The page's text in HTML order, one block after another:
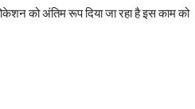
को अंतिम रूप दिया जा रहा है इस काम को